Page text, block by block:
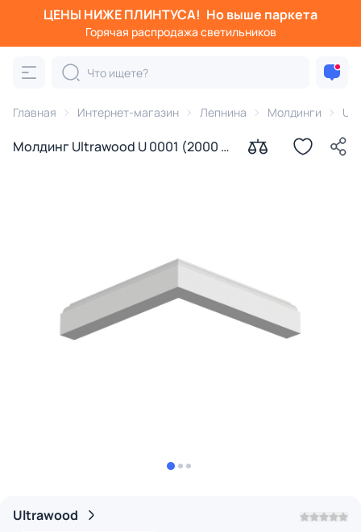
ЦЕНЫ НИЖЕ ПЛИНТУСА! Но выше паркета
Горячая распродажа светильников
Главная Интернет-магазин Лепнина Молдинги
Молдинг Ultrawood U 0001 (2000 х
Ultrawood